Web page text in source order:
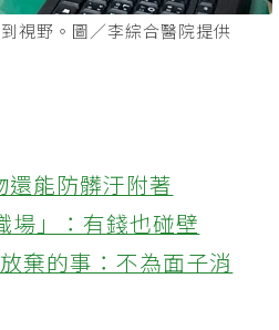
能防髒汙附著
場」：有錢也碰壁
棄的事：不為面子消